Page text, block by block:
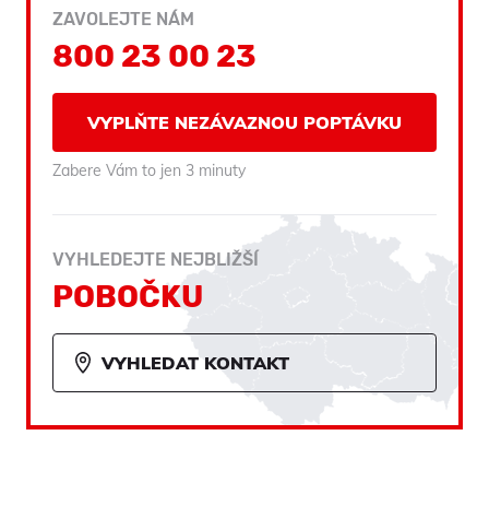
ZAVOLEJTE NÁM
800 23 00 23
VYPLŇTE NEZÁVAZNOU POPTÁVKU
Zabere Vám to jen 3 minuty
VYHLEDEJTE NEJBLIŽŠÍ
POBOČKU
VYHLEDAT KONTAKT